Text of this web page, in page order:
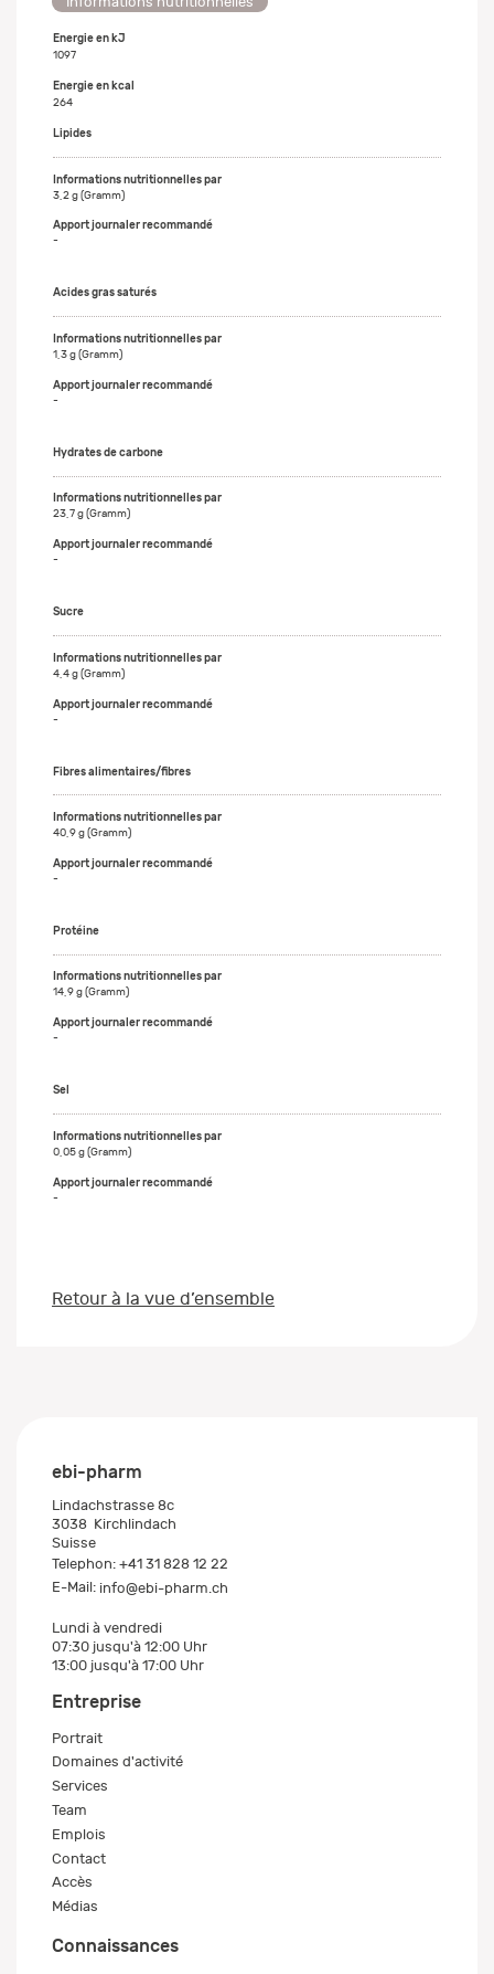
Energie en kJ
1097
Energie en kcal
264
Lipides
3,2 g (Gramm)
-
Acides gras saturés
1,3 g (Gramm)
-
Hydrates de carbone
23,7 g (Gramm)
-
Sucre
4,4 g (Gramm)
-
Fibres alimentaires/fibres
40,9 g (Gramm)
-
Protéine
14,9 g (Gramm)
-
Sel
0,05 g (Gramm)
-
Retour à la vue d’ensemble
ebi-pharm
Lindachstrasse 8c
3038 Kirchlindach
Suisse
Telephon: +41 31 828 12 22
E-Mail: info@ebi-pharm.ch
Lundi à vendredi
07:30 jusqu'à 12:00 Uhr
13:00 jusqu'à 17:00 Uhr
Entreprise
Portrait
Domaines d'activité
Services
Team
Emplois
Contact
Accès
Médias
Connaissances